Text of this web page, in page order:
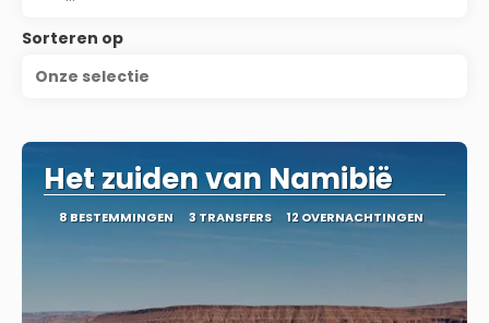
Sorteren op
Onze selectie
Het zuiden van Namibië
8 BESTEMMINGEN 3 TRANSFERS 12 OVERNACHTINGEN